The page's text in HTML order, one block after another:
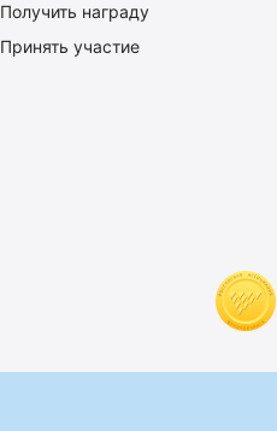
Получить награду
Принять участие